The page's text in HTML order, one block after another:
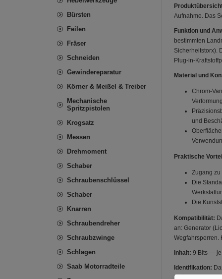
Aufnahme. Das
Funktion und
bestimmten
Sicherheitstorx).
Plug-in-
Material und
Chrom-
und
Praktische
Zugang
Die
Die
Kompatibilität:
an: Generator
Wegfahrsperren.
Inhalt: 9 Bits — je
Identifikation:
Nachbestellung
Bürsten
Feilen
Fräser
Schneiden
Gewindereparatur
Körner & Meißel & Treiber
Mechanische
Spritzpistolen
Krogsatz
Messen
Drehmoment
Schaber
Schraubenschlüssel
Schaber
Knarren
Schraubendreher
Schraubzwinge
Schlagen
Saab Motorradteile